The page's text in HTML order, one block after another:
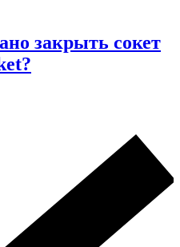
закрыть сокет